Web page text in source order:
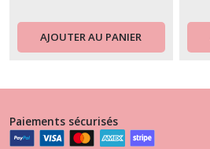
AJOUTER AU PANIER
Paiements sécurisés